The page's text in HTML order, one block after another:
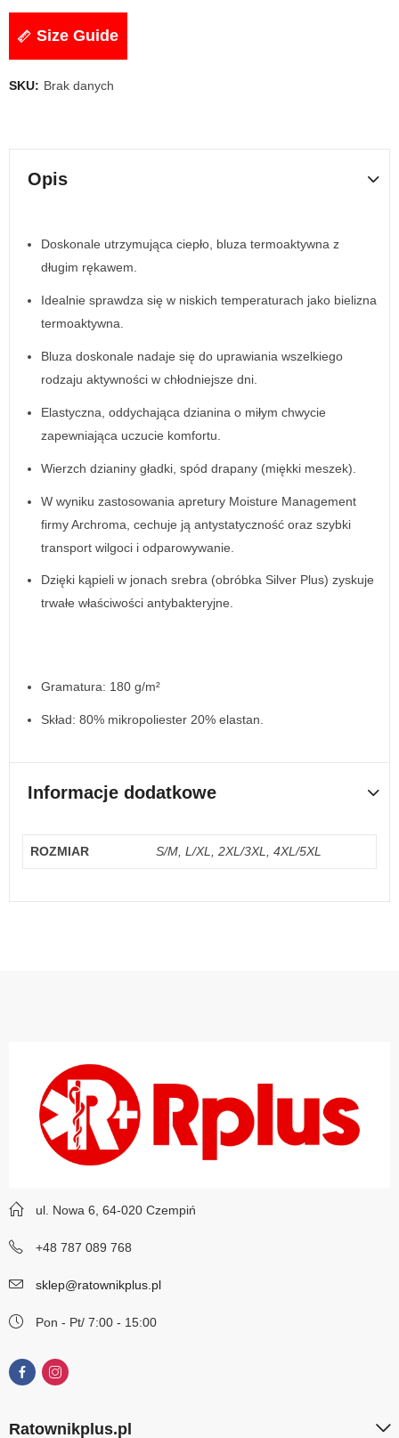
Size Guide
SKU: Brak danych
Opis
Doskonale utrzymująca ciepło, bluza termoaktywna z
długim rękawem.
Idealnie sprawdza się w niskich temperaturach jako bielizna
termoaktywna.
Bluza doskonale nadaje się do uprawiania wszelkiego
rodzaju aktywności w chłodniejsze dni.
Elastyczna, oddychająca dzianina o miłym chwycie
zapewniająca uczucie komfortu.
Wierzch dzianiny gładki, spód drapany (miękki meszek).
W wyniku zastosowania apretury Moisture Management
firmy Archroma, cechuje ją antystatyczność oraz szybki
transport wilgoci i odparowywanie.
Dzięki kąpieli w jonach srebra (obróbka Silver Plus) zyskuje
trwałe właściwości antybakteryjne.
Gramatura: 180 g/m²
Skład: 80% mikropoliester 20% elastan.
Informacje dodatkowe
ROZMIAR S/M, L/XL, 2XL/3XL, 4XL/5XL
ul. Nowa 6, 64-020 Czempiń
+48 787 089 768
sklep@ratownikplus.pl
Pon - Pt/ 7:00 - 15:00
Ratownikplus.pl